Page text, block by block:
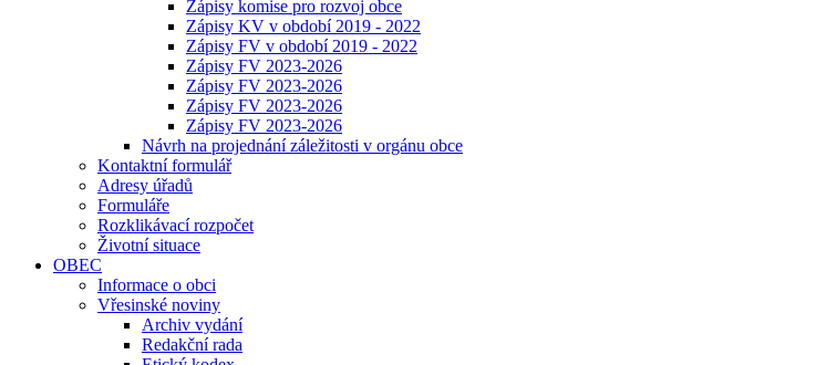
Zápisy komise pro rozvoj obce
Zápisy KV v období 2019 - 2022
Zápisy FV v období 2019 - 2022
Zápisy FV 2023-2026
Zápisy FV 2023-2026
Zápisy FV 2023-2026
Zápisy FV 2023-2026
Návrh na projednání záležitosti v orgánu obce
Kontaktní formulář
Adresy úřadů
Formuláře
Rozklikávací rozpočet
Životní situace
OBEC
Informace o obci
Vřesinské noviny
Archiv vydání
Redakční rada